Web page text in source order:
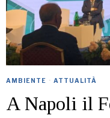
AMBIENTE · ATTUALITÀ
A Napoli il